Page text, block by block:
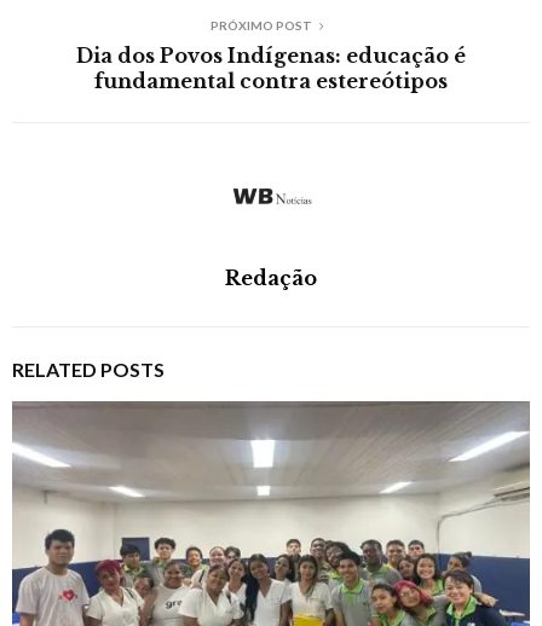
PRÓXIMO POST
Dia dos Povos Indígenas: educação é
fundamental contra estereótipos
Redação
RELATED POSTS